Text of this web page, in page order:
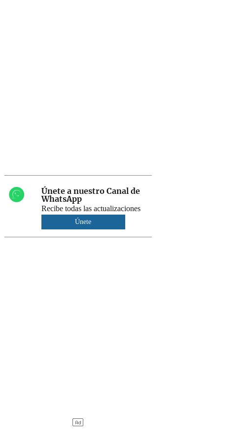
Únete a nuestro Canal de
WhatsApp
Recibe todas las actualizaciones
Únete